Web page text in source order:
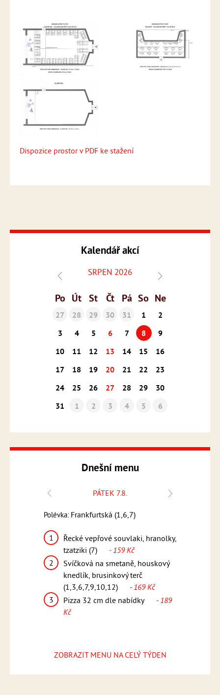
Dispozice prostor v PDF ke stažení
Kalendář akcí
SRPEN 2026
Po Út St Čt Pá So Ne
27 28 29 30 31 1
2
3
4 5 6 7 8
9
10
11 12 13 14 15
16
17
18 19 20 21 22
23
24
25 26 27 28 29
30
31
1 2 3 4 5 6
Dnešní menu
PÁTEK 7.8.
Polévka: Frankfurtská (1,6,7)
1
Řecké vepřové souvlaki, hranolky,
tzatziki (7)
- 159 Kč
2
Svíčková na smetaně, houskový
knedlík, brusinkový terč
(1,3,6,7,9,10,12)
- 169 Kč
3
Pizza 32 cm dle nabídky
- 189
Kč
ZOBRAZIT MENU NA CELÝ TÝDEN